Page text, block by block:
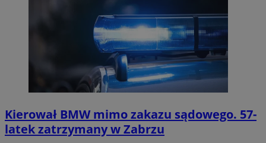
Kierował BMW mimo zakazu sądowego. 57-
latek zatrzymany w Zabrzu